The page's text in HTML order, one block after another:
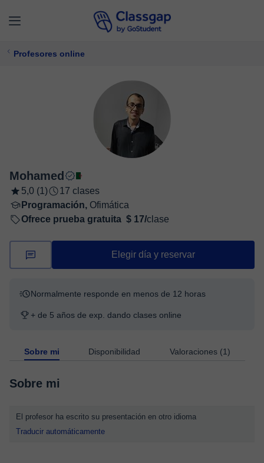
Profesores online
Mohamed
5,0 (1)
17 clases
Programación, Ofimática
Ofrece prueba gratuita $ 17/clase
Elegir día y reservar
Normalmente responde en menos de 12 horas
+ de 5 años de exp. dando clases online
Sobre mi Disponibilidad Valoraciones (1)
Sobre mi
El profesor ha escrito su presentación en otro idioma
Traducir automáticamente